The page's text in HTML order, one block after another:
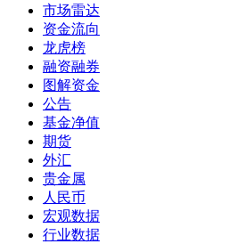
市场雷达
资金流向
龙虎榜
融资融券
图解资金
公告
基金净值
期货
外汇
贵金属
人民币
宏观数据
行业数据